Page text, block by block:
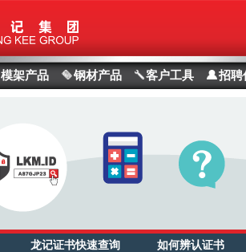
模架产品 钢材产品 客户工具 招聘
龙记证书快速查询 如何辨认证书